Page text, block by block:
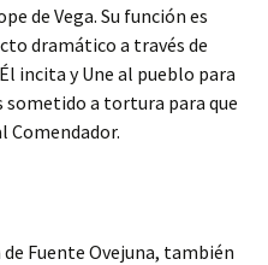
de Vega. Su función es
dramático a través de
incita y Une al pueblo para
sometido a tortura para que
Comendador.
Fuente Ovejuna, también